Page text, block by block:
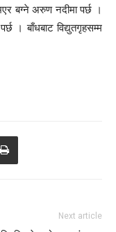
बग्ने अरुण नदीमा पर्छ ।
। बाँधबाट विद्युतगृहसम्म
Next article